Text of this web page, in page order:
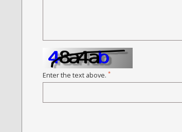
Enter the text above. *